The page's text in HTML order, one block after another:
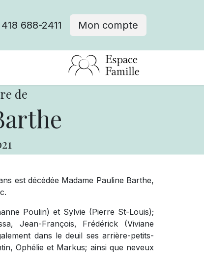
418 688-2411 Mon compte
de
est décédée Madame Pauline Barthe,
Poulin) et Sylvie (Pierre St-Louis);
Jean-François, Frédérick (Viviane
dans le deuil ses arrière-petits-
Ophélie et Markus; ainsi que neveux